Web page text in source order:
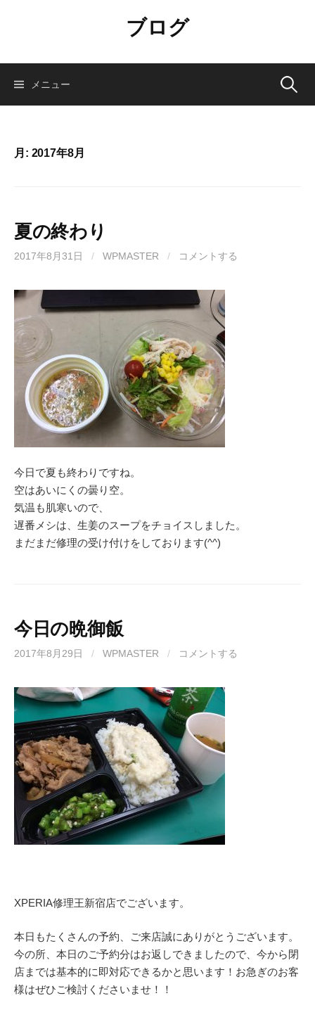
ン
ブログ
メニュー 検
月: 2017年8月
夏の終わり
2017年8月31日 / WPMASTER / コメントする
‪今日で夏も終わりですね。‬
‪空はあいにくの曇り空。‬
‪気温も肌寒いので、‬
‪遅番メシは、生姜のスープをチョイスしました。‬
‪まだまだ修理の受け付けをしております(^^)‬
今日の晩御飯
2017年8月29日 / WPMASTER / コメントする
XPERIA修理王新宿店でございます。
本日もたくさんの予約、ご来店誠にありがとうございます。
今の所、本日のご予約分はお返しできましたので、今から閉
店までは基本的に即対応できるかと思います！お急ぎのお客
様はぜひご検討くださいませ！！